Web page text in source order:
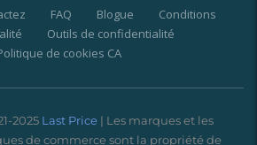
FAQ Blogue
Conditions
Outils de confidentialité
de cookies CA
2025 Last Price | Les marques et les
de commerce sont la propriété de